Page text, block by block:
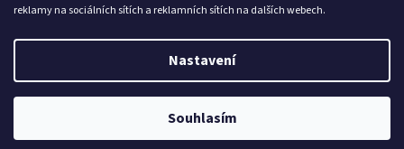
reklamy na sociálních sítích a reklamních sítích na dalších webech.
Nastavení
Souhlasím
Vytvořil Shoptet
Optický svět. Všechna práva vyhrazena.